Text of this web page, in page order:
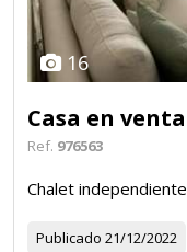
16
Casa en
Ref. 976563
Chalet
Publicado 21/12/2022